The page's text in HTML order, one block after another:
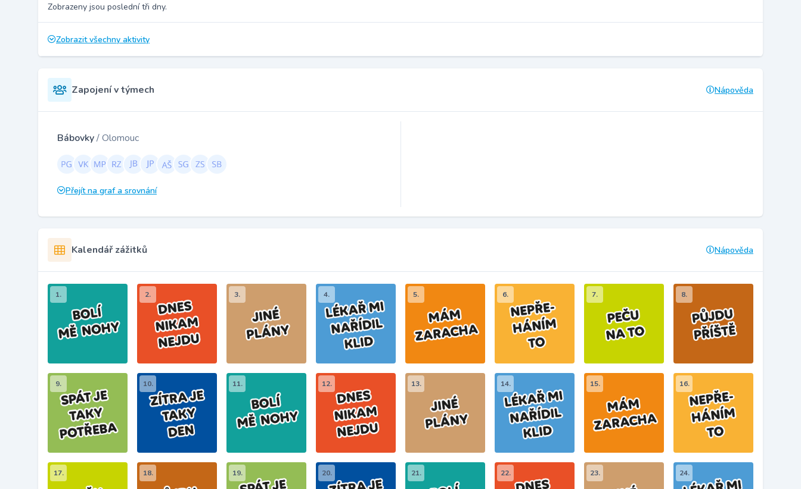
Zobrazeny jsou poslední tři dny.
Zobrazit všechny aktivity
Zapojení v týmech Nápověda
Bábovky/ Olomouc
Přejít na graf a srovnání
Kalendář zážitků Nápověda
1. 2. 3. 4. 5. 6. 7. 8.
9. 10. 11. 12. 13. 14. 15. 16.
17. 18. 19. 20. 21. 22. 23. 24.